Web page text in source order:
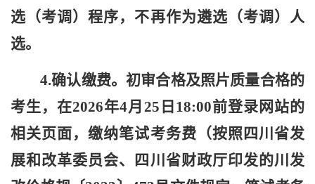
选（考调）程序，不再作为遴选（考调）人
选。
4.确认缴费。初审合格及照片质量合格的
考生，在2026年4月25日18:00前登录网站的
相关页面，缴纳笔试考务费（按照四川省发
展和改革委员会、四川省财政厅印发的川发